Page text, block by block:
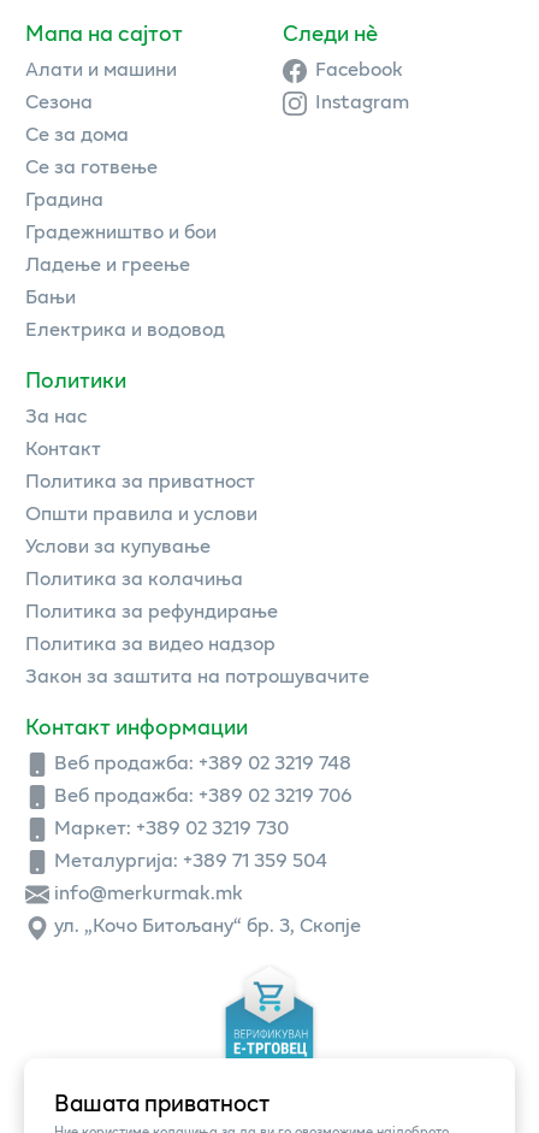
Вашата приватност
Мапа на сајтот
Алати и машини
Сезона
Се за дома
Се за готвење
Градина
Градежништво и бои
Ладење и греење
Бањи
Електрика и водовод
Политики
За нас
Контакт
Политика за приватност
Општи правила и услови
Услови за купување
Политика за колачиња
Политика за рефундирање
Политика за видео надзор
Закон за заштита на потрошувачите
Контакт информации
Веб продажба: +389 02 3219 748
Веб продажба: +389 02 3219 706
Маркет: +389 02 3219 730
Металургија: +389 71 359 504
info@merkurmak.mk
ул. „Кочо Битољану“ бр. 3, Скопје
Следи нè
Facebook
Instagram